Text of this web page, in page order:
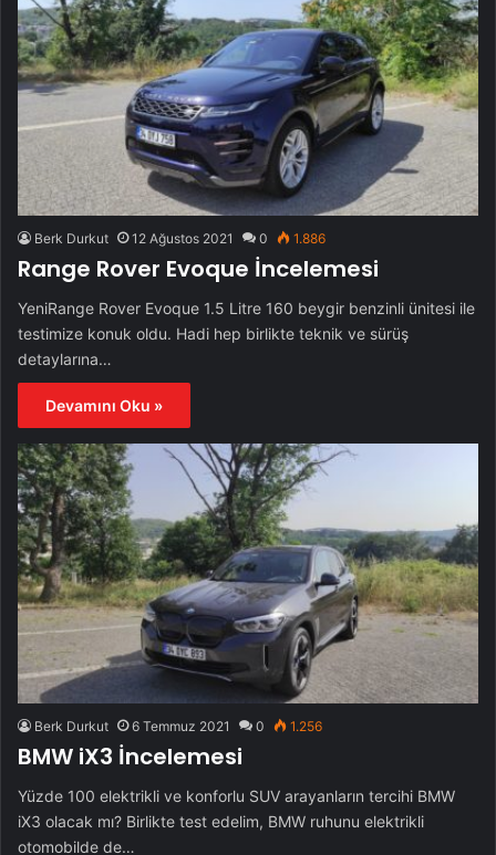
Berk Durkut 12 Ağustos 2021 0 1.886
Range Rover Evoque İncelemesi
YeniRange Rover Evoque 1.5 Litre 160 beygir benzinli ünitesi ile
testimize konuk oldu. Hadi hep birlikte teknik ve sürüş
detaylarına…
Devamını Oku »
Berk Durkut 6 Temmuz 2021 0 1.256
BMW iX3 İncelemesi
Yüzde 100 elektrikli ve konforlu SUV arayanların tercihi BMW
iX3 olacak mı? Birlikte test edelim, BMW ruhunu elektrikli
otomobilde de…